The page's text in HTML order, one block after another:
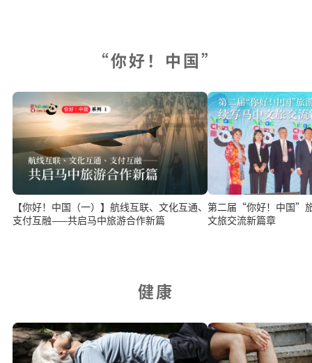
“你好！中国”
【你好！中国（一）】航线互联、文化互通、
支付互融——共启马中旅游合作新篇
第二届“你好！中国”旅游展
文旅交流新篇章
健康